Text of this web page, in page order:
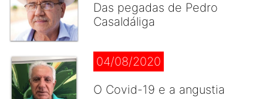
Das pegadas de Pedro
Casaldáliga
04/08/2020
O Covid-19 e a angustia